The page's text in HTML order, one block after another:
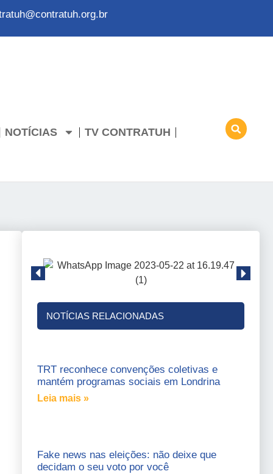
NOTÍCIAS TV CONTRATUH
NOTÍCIAS RELACIONADAS
TRT reconhece convenções coletivas e
mantém programas sociais em Londrina
Leia mais »
Fake news nas eleições: não deixe que
decidam o seu voto por você